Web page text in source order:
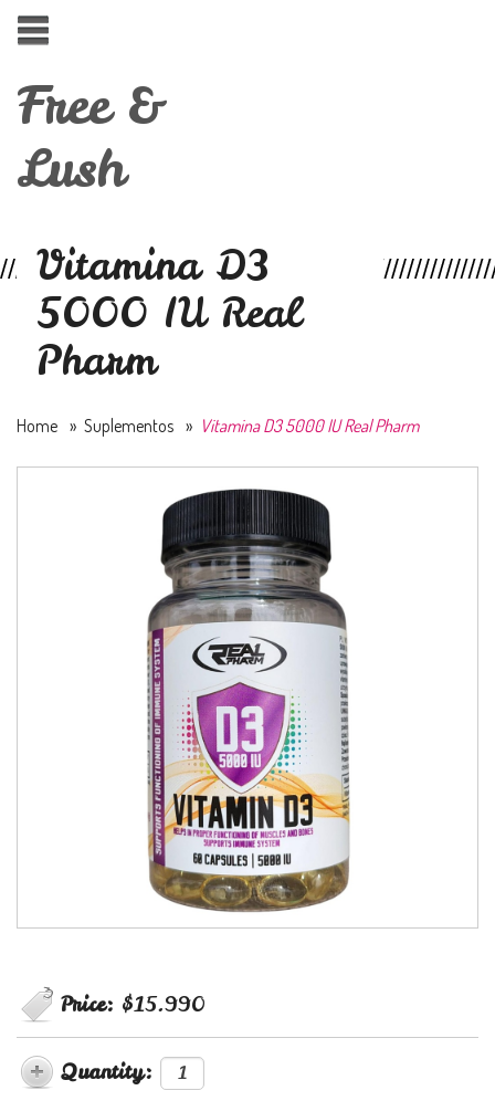
Free &
Lush
Vitamina D3
5000 IU Real
Pharm
Home » Suplementos » Vitamina D3 5000 IU Real Pharm
Price: $15.990
Quantity: